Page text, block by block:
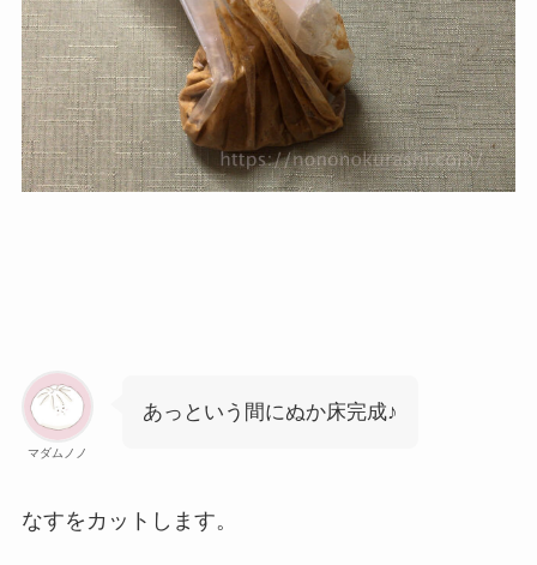
マダムノノ
あっという間にぬか床完成♪
なすをカットします。